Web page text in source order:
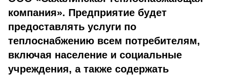
компания». Предприятие будет
предоставлять услуги по
теплоснабжению всем потребителям,
включая население и социальные
учреждения, а также содержать